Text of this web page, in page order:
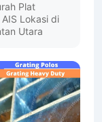
GRATING
Plat
Utara